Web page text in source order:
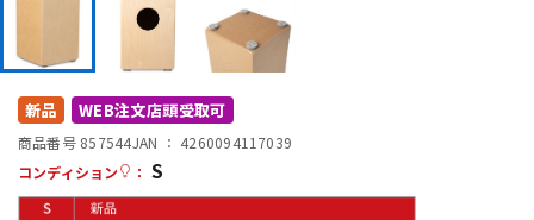
配信/ライブ機器
新品 WEB注文店頭受取可
商品番号 857544JAN ： 4260094117039
コンディション
： S